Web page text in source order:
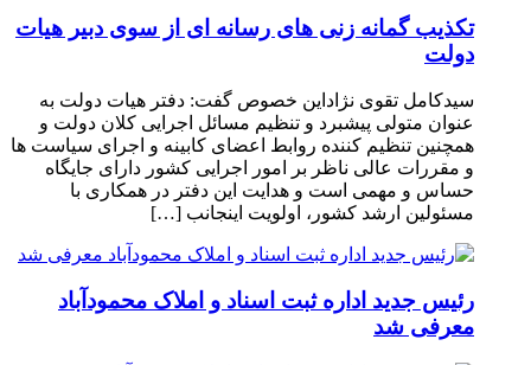
تکذیب گمانه زنی های رسانه ای از سوی دبیر هیات
دولت
سیدکامل تقوی نژاداین خصوص گفت: دفتر هیات دولت به
عنوان متولی پیشبرد و تنظیم مسائل اجرایی کلان دولت و
همچنین تنظیم کننده روابط اعضای کابینه و اجرای سیاست ها
و مقررات عالی ناظر بر امور اجرایی کشور دارای جایگاه
حساس و مهمی است و هدایت این دفتر در همکاری با
مسئولین ارشد کشور، اولویت اینجانب […]
رئیس جدید اداره ثبت اسناد و املاک محمودآباد
معرفی شد